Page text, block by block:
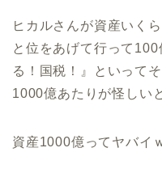
ヒカルさんが資産いく
と位をあげて行って
る！国税！』といって
1000億あたりが怪しい
資産1000億ってヤバイ